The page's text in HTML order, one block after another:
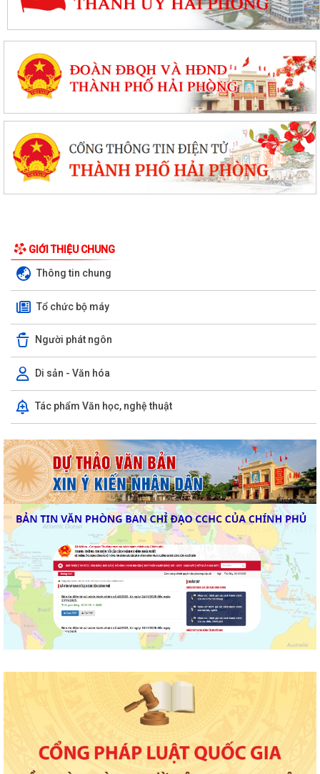
GIỚI THIỆU CHUNG
Thông tin chung
Tổ chức bộ máy
Người phát ngôn
Di sản - Văn hóa
Tác phẩm Văn học, nghệ thuật
HỘI NGHỊ TUYÊN TRUYỀN, PHỔ BIẾN KIẾN THỨC PHÁP LUẬT VỀ
PHÒNG, CHỐNG MA TÚY VÀ BẢO ĐẢM TRẬT TỰ AN...
THÔNG BÁO VỀ VIỆC THU THẬP HỒ SƠ QUYỀN SỬ DỤNG ĐẤT CỦA
CÁC TỔ CHỨC
Triển khai thực hiện Thông báo Kết luận của Phó thủ tướng Chính phủ
Phạm Thị Thanh Trà về bảo vệ...
Triển khai thực hiện Kế hoạch 241/KH-SYT về thực hiện Kế hoạch số
212/KH-UBND ngày 12/6/2026 của...
Triển khai hoạt động của Kế hoạch 237/KH-SYT về phòng, chống suy
dinh dưỡng, cải thiện tình trạng...
PHƯỜNG HẢI DƯƠNG THAM DỰ HỘI NGHỊ TRỰC TUYẾN NGHE BÁO
CÁO TIẾN ĐỘ THỰC HIỆN KẾ HOẠCH SỐ 150/KH-UBND
HẢI PHÒNG QUYẾT TÂM TẠO ĐỘT PHÁ TĂNG TRƯỞNG KINH TẾ, PHẤN